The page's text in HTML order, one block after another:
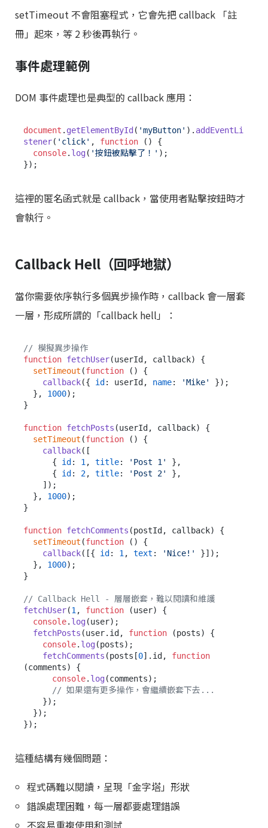
setTimeout 不會阻塞程式，它會先把 callback 「註
冊」起來，等 2 秒後再執行。
事件處理範例
DOM 事件處理也是典型的 callback 應用：
document . getElementById ( 'myButton' ). addEventLi
stener( 'click' , function ( ) {
console. log( '按鈕被點擊了！' );
這裡的匿名函式就是 callback，當使用者點擊按鈕時才
會執行。
Callback Hell（回呼地獄）
當你需要依序執行多個異步操作時，callback 會一層套
一層，形成所謂的「callback hell」：
// 模擬異步操作
function fetchUser(userId, callback) {
setTimeout (function ( ) {
callback({ id : userId, name: 'Mike'
});
  },
1000);
}
function fetchPosts (userId, callback) {
setTimeout (function ( ) {
callback([
      {
id : 1 , title: 'Post 1'
},
      {
id : 2, title: 'Post 2'
},
  },
1000);
}
function fetchComments (postId, callback) {
setTimeout (function ( ) {
callback([{ id : 1 , text : 'Nice!'
}]);
  },
1000);
}
// Callback Hell - 層層嵌套，難以閱讀和維護
fetchUser(1 , function (user) {
console. log(user);
fetchPosts (user. id , function (posts) {
console. log(posts);
fetchComments (posts[0]. id , function
(comments) {
console. log(comments);
// 如果還有更多操作，會繼續嵌套下去...
這種結構有幾個問題：
程式碼難以閱讀，呈現「金字塔」形狀
錯誤處理困難，每一層都要處理錯誤
不容易重複使用和測試